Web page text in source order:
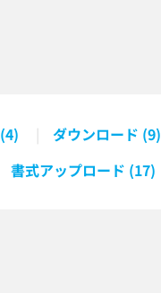
ダウンロード (9)
書式アップロード (17)